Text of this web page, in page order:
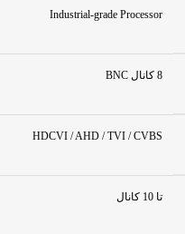
Industrial‑grade Processor
8 کانال BNC
HDCVI / AHD / TVI / CVBS
تا 10 کانال